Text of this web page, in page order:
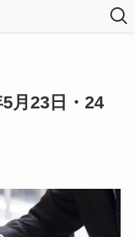
5月23日・24